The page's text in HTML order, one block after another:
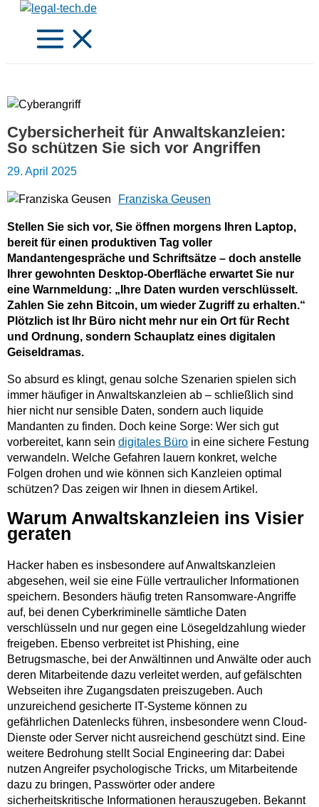
Zum
springen
Cybersicherheit für Anwaltskanzleien:
So schützen Sie sich vor Angriffen
29. April 2025
Franziska Geusen
Stellen Sie sich vor, Sie öffnen morgens Ihren Laptop,
bereit für einen produktiven Tag voller
Mandantengespräche und Schriftsätze – doch anstelle
Ihrer gewohnten Desktop-Oberfläche erwartet Sie nur
eine Warnmeldung: „Ihre Daten wurden verschlüsselt.
Zahlen Sie zehn Bitcoin, um wieder Zugriff zu erhalten.“
Plötzlich ist Ihr Büro nicht mehr nur ein Ort für Recht
und Ordnung, sondern Schauplatz eines digitalen
Geiseldramas.
So absurd es klingt, genau solche Szenarien spielen sich
immer häufiger in Anwaltskanzleien ab – schließlich sind
hier nicht nur sensible Daten, sondern auch liquide
Mandanten zu finden. Doch keine Sorge: Wer sich gut
vorbereitet, kann sein digitales Büro in eine sichere Festung
verwandeln. Welche Gefahren lauern konkret, welche
Folgen drohen und wie können sich Kanzleien optimal
schützen? Das zeigen wir Ihnen in diesem Artikel.
Warum Anwaltskanzleien ins Visier
geraten
Hacker haben es insbesondere auf Anwaltskanzleien
abgesehen, weil sie eine Fülle vertraulicher Informationen
speichern. Besonders häufig treten Ransomware-Angriffe
auf, bei denen Cyberkriminelle sämtliche Daten
verschlüsseln und nur gegen eine Lösegeldzahlung wieder
freigeben. Ebenso verbreitet ist Phishing, eine
Betrugsmasche, bei der Anwältinnen und Anwälte oder auch
deren Mitarbeitende dazu verleitet werden, auf gefälschten
Webseiten ihre Zugangsdaten preiszugeben. Auch
unzureichend gesicherte IT-Systeme können zu
gefährlichen Datenlecks führen, insbesondere wenn Cloud-
Dienste oder Server nicht ausreichend geschützt sind. Eine
weitere Bedrohung stellt Social Engineering dar: Dabei
nutzen Angreifer psychologische Tricks, um Mitarbeitende
dazu zu bringen, Passwörter oder andere
sicherheitskritische Informationen herauszugeben. Bekannt